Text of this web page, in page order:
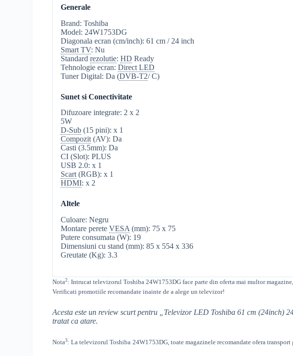
Generale
Brand: Toshiba
Model: 24W1753DG
Diagonala ecran (cm/inch): 61 cm / 24 inch
Smart TV: Nu
Standardrezolutie:HD Ready
Tehnologie ecran:Direct LED
Tuner Digital: Da (DVB-T2/ C)
Sunet si Conectivitate
Difuzoare integrate: 2 x 2
5W
D-Sub (15 pini): x 1
Compozit(AV): Da
Casti (3.5mm): Da
CI (Slot): PLUS
USB 2.0: x 1
Scart(RGB): x 1
HDMI: x 2
Altele
Culoare: Negru
Montare pereteVESA (mm): 75 x 75
Putere consumata (W): 19
Dimensiuni cu stand (mm): 85 x 554 x 336
Greutate (Kg): 3.3
Nota2: Intrucat televizorulToshiba24W1753DG face parte din oferta mai multor
Verificati promotiile recomandate inainte de a alege un televizor!
Acesta este un review scurt pentru „Televizor LED Toshiba 61 cm (24inch)
tratat ca atare.
Nota3: La televizorulToshiba 24W1753DG, toate magazinele recomandate ofera transport